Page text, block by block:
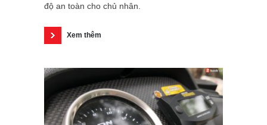
độ an toàn cho chủ nhân.
Xem thêm